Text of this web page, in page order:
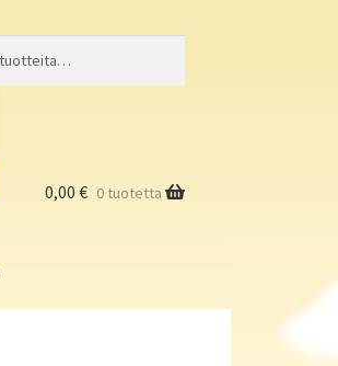
0,00 € 0 tuotetta